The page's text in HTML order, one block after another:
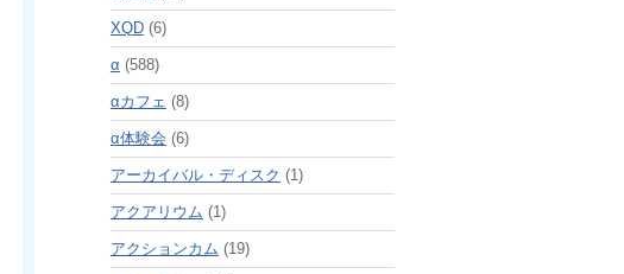
XQD(6)
α (588)
αカフェ (8)
α体験会 (6)
アーカイバル・ディスク (1)
アクアリウム (1)
アクションカム (19)